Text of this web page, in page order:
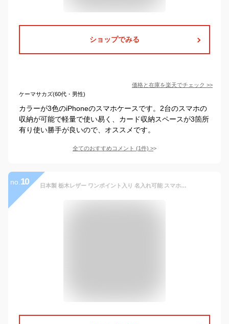
ショップでみる
価格と在庫を楽天でチェック >>
ケーマサカズ(60代・男性)
カラーが3色のiPhoneのスマホケースです。2台のスマホの
収納が可能で軽量で使い易く、カード収納スペースが3箇所
有り使い勝手が良いので、オススメです。
全てのおすすめコメント (1件) >
no. 10 日本製 栃木レザー ワンポイント入り 名入れ可能 スマホケース iPhone15 Pro Max Plus iPhoneSE3 iPhone14 Pro Max iPhone13 Pro Max mini Xperia Galaxy AQUOS ARROWS など全機種対応 全8色 猫 犬など 手帳型 牛革 レザー ストラップ金具 カードポケット 付き